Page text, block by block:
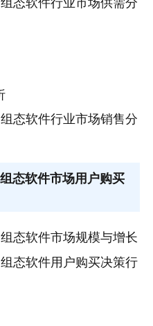
态软件行业市场销售分
态软件市场用户购买
态软件市场规模与增长
态软件用户购买决策行